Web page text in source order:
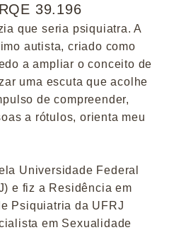
39.196
que seria psiquiatra. A
autista, criado como
a ampliar o conceito de
uma escuta que acolhe
de compreender,
a rótulos, orienta meu
Universidade Federal
e fiz a Residência em
Psiquiatria da UFRJ
em Sexualidade